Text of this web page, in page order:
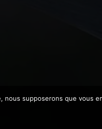
nous supposerons que vous